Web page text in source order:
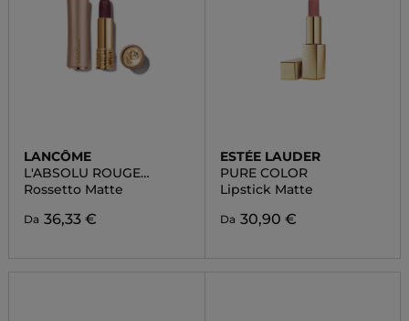
LANCÔME
L'ABSOLU ROUGE
INTIMATTE
Rossetto Matte
Da 36,33 €
ESTÉE LAUDER
PURE COLOR
Lipstick Matte
Da 30,90 €